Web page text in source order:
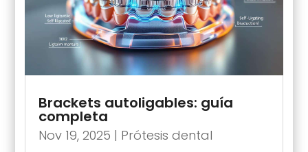
Brackets autoligables: guía
completa
Nov 19, 2025 | Prótesis dental